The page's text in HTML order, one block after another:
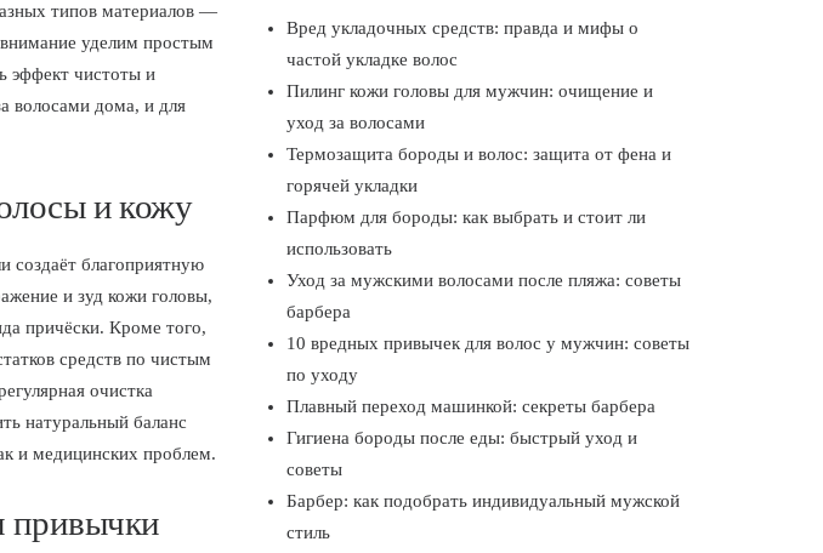
типов материалов —
уделим простым
эффект чистоты и
волосами дома, и для
и кожу
создаёт благоприятную
и зуд кожи головы,
причёски. Кроме того,
средств по чистым
очистка
натуральный баланс
и медицинских проблем.
привычки
Вред укладочных средств: правда и мифы о
частой укладке волос
Пилинг кожи головы для мужчин: очищение и
уход за волосами
Термозащита бороды и волос: защита от фена и
горячей укладки
Парфюм для бороды: как выбрать и стоит ли
использовать
Уход за мужскими волосами после пляжа: советы
барбера
10 вредных привычек для волос у мужчин: советы
по уходу
Плавный переход машинкой: секреты барбера
Гигиена бороды после еды: быстрый уход и
советы
Барбер: как подобрать индивидуальный мужской
стиль